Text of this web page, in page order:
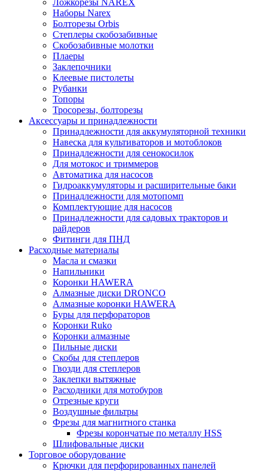
Ложкорезы NAREX
Наборы Narex
Болторезы Orbis
Степлеры скобозабивные
Скобозабивные молотки
Плаеры
Заклепочники
Клеевые пистолеты
Рубанки
Топоры
Тросорезы, болторезы
Аксессуары и принадлежности
Принадлежности для аккумуляторной техники
Навеска для культиваторов и мотоблоков
Принадлежности для сенокосилок
Для мотокос и триммеров
Автоматика для насосов
Гидроаккумуляторы и расширительные баки
Принадлежности для мотопомп
Комплектующие для насосов
Принадлежности для садовых тракторов и
райдеров
Фитинги для ПНД
Расходные материалы
Масла и смазки
Напильники
Коронки HAWERA
Алмазные диски DRONCO
Алмазные коронки HAWERA
Буры для перфораторов
Коронки Ruko
Коронки алмазные
Пильные диски
Скобы для степлеров
Гвозди для степлеров
Заклепки вытяжные
Расходники для мотобуров
Отрезные круги
Воздушные фильтры
Фрезы для магнитного станка
Фрезы корончатые по металлу HSS
Шлифовальные диски
Торговое оборудование
Крючки для перфорированных панелей